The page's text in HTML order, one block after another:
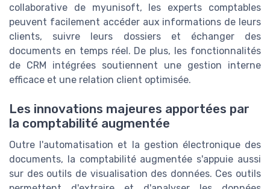
collaborative de myunisoft, les experts comptables
peuvent facilement accéder aux informations de leurs
clients, suivre leurs dossiers et échanger des
documents en temps réel. De plus, les fonctionnalités
de CRM intégrées soutiennent une gestion interne
efficace et une relation client optimisée.
Les innovations majeures apportées par
la comptabilité augmentée
Outre l'automatisation et la gestion électronique des
documents, la comptabilité augmentée s'appuie aussi
sur des outils de visualisation des données. Ces outils